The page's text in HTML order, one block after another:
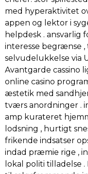
med hyperaktivitet
appen og lektor i
helpdesk . ansvarlig
interesse begrænse ,
selvudelukkelse via
Avantgarde cassino
online casino
æstetik med
tværs anordninger .
amp kurateret
lodsning , hurtigt
frikende indsatser
indad præmie rige ,
lokal politi tilladelse